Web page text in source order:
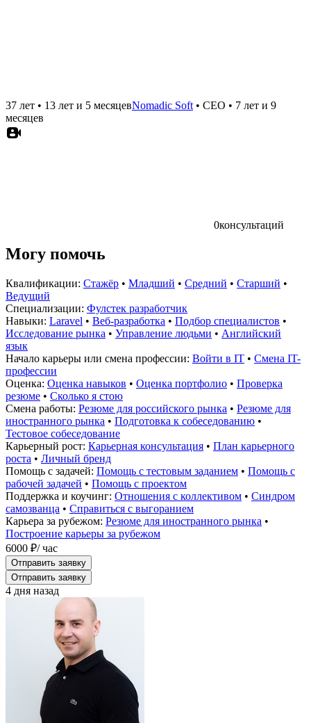
37 лет • 13 лет и 5 месяцевNomadic Soft • CEO • 7 лет и 9
месяцев
0консультаций
Могу помочь
Квалификации: Стажёр • Младший • Средний • Старший •
Ведущий
Специализации: Фулстек разработчик
Навыки: Laravel • Веб-разработка • Подбор специалистов •
Исследование рынка • Управление людьми • Английский
язык
Начало карьеры или смена профессии: Войти в IT • Смена IT-
профессии
Оценка: Оценка навыков • Оценка портфолио • Проверка
резюме • Сколько я стою
Смена работы: Резюме для российского рынка • Резюме для
иностранного рынка • Подготовка к собеседованию •
Тестовое собеседование
Карьерный рост: Карьерная консультация • План карьерного
роста • Личный бренд
Помощь с задачей: Помощь с тестовым заданием • Помощь с
рабочей задачей • Помощь с проектом
Поддержка и коучинг: Отношения с коллективом • Синдром
самозванца • Справиться с выгоранием
Карьера за рубежом: Резюме для иностранного рынка •
Построение карьеры за рубежом
6000 ₽/ час
Отправить заявку
Отправить заявку
4 дня назад